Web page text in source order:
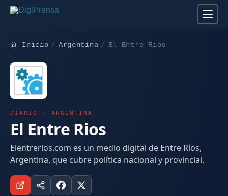
Inicio Argentina El Entre Rios
DIARIO · ARGENTINA
El Entre Rios
Elentrerios.com es un medio digital de Entre Ríos,
Argentina, que cubre política nacional y provincial.